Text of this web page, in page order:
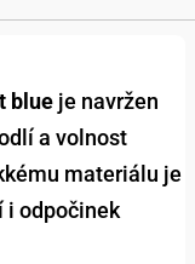
blue je navržen
a volnost
materiálu je
i odpočinek